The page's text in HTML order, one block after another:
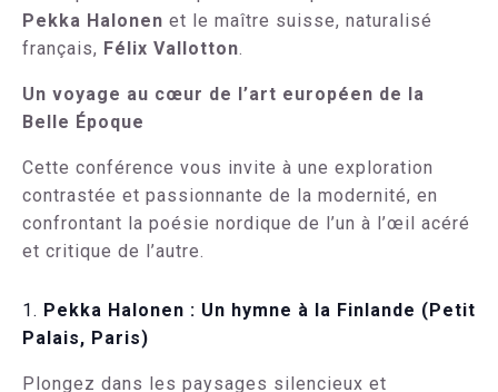
Pekka Halonen et le maître suisse, naturalisé
français, Félix Vallotton
Un voyage au cœur de l’art européen de la
Belle Époque
Cette conférence vous invite à une exploration
contrastée et passionnante de la modernité, en
confrontant la poésie nordique de l’un à l’œil acéré
et critique de l’autre.
Pekka Halonen : Un hymne à la Finlande (Petit
Palais, Paris)
Plongez dans les paysages silencieux et